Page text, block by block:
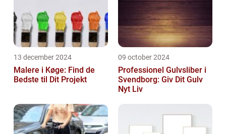
13 december 2024
Malere i Køge: Find de
Bedste til Dit Projekt
09 october 2024
Professionel Gulvsliber i
Svendborg: Giv Dit Gulv
Nyt Liv